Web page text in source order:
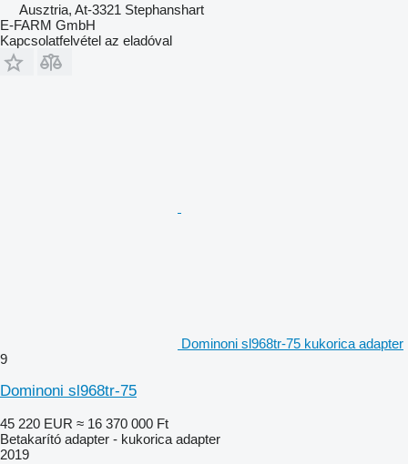
Ausztria, At-3321 Stephanshart
E-FARM GmbH
Kapcsolatfelvétel az eladóval
Dominoni sl968tr-75 kukorica adapter
9
Dominoni sl968tr-75
45 220 EUR ≈ 16 370 000 Ft
Betakarító adapter - kukorica adapter
2019